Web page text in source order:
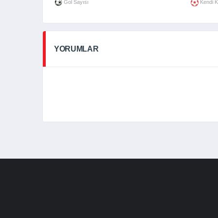
Gol Sayısı Kendi
YORUMLAR